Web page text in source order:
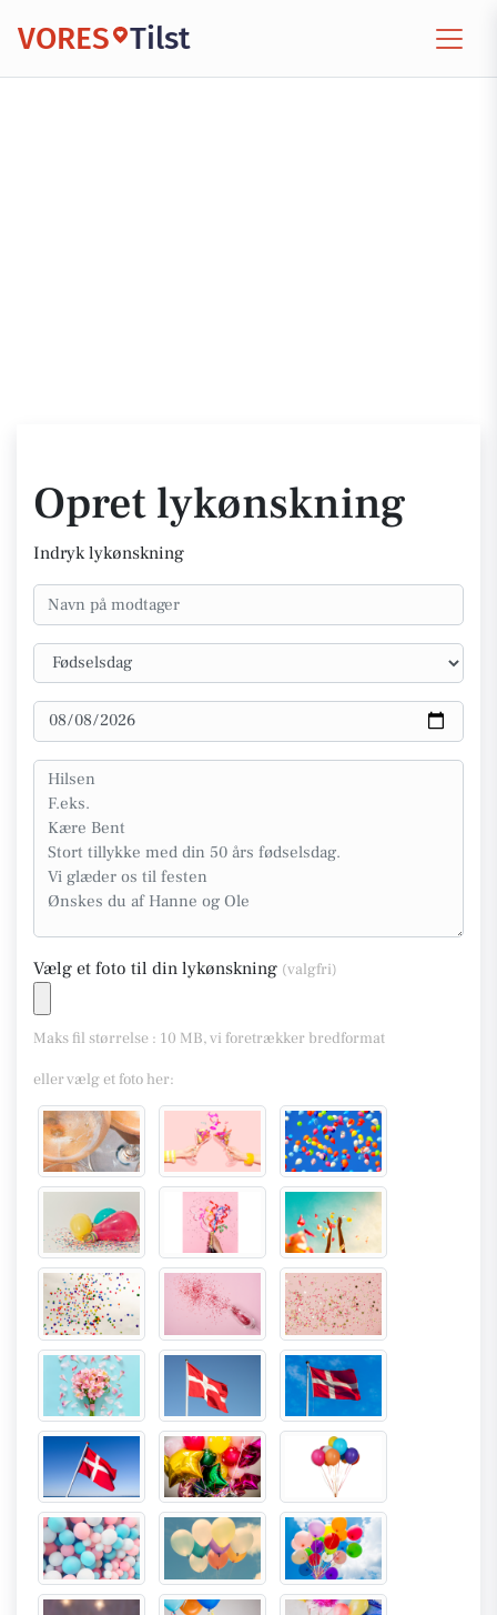
VORES Tilst
Opret lykønskning
Indryk lykønskning
Vælg et foto til din lykønskning (valgfri)
Maks fil størrelse : 10 MB, vi foretrækker bredformat
eller vælg et foto her: